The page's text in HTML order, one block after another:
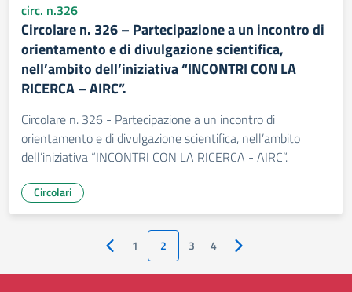
circ. n.326
Circolare n. 326 – Partecipazione a un incontro di
orientamento e di divulgazione scientifica,
nell’ambito dell’iniziativa “INCONTRI CON LA
RICERCA – AIRC”.
Circolare n. 326 - Partecipazione a un incontro di
orientamento e di divulgazione scientifica, nell’ambito
dell’iniziativa “INCONTRI CON LA RICERCA - AIRC”.
Circolari
Pagina precedente
1 2 3 4 Pagina successiva